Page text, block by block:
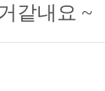
같내요 ~